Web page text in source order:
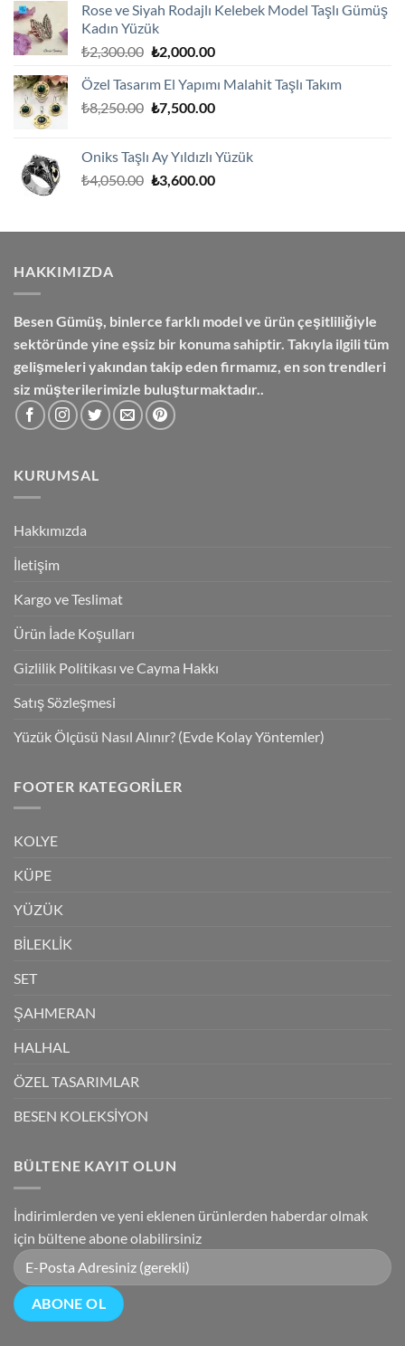
Rose ve Siyah Rodajlı Kelebek Model Taşlı Gümüş
Kadın Yüzük
₺2,300.00 Orijinal
₺2,300.00.
₺2,000.00Şu
fiyat:
₺2,000.00.
Özel Tasarım El Yapımı Malahit Taşlı Takım
₺8,250.00 Orijinal
₺7,500.00Şu
₺7,500.00.
Oniks Taşlı Ay Yıldızlı Yüzük
₺4,050.00 Orijinal
₺3,600.00Şu
₺3,600.00.
HAKKIMIZDA
Besen Gümüş, binlerce farklı model ve ürün çeşitliliğiyle
sektöründe yine eşsiz bir konuma sahiptir. Takıyla ilgili tüm
gelişmeleri yakından takip eden firmamız, en son trendleri
siz müşterilerimizle buluşturmaktadır..
KURUMSAL
Hakkımızda
İletişim
Kargo ve Teslimat
Ürün İade Koşulları
Gizlilik Politikası ve Cayma Hakkı
Satış Sözleşmesi
Yüzük Ölçüsü Nasıl Alınır? (Evde Kolay Yöntemler)
FOOTER KATEGORILER
KOLYE
KÜPE
YÜZÜK
BİLEKLİK
SET
ŞAHMERAN
HALHAL
ÖZEL TASARIMLAR
BESEN KOLEKSİYON
BÜLTENE KAYIT OLUN
İndirimlerden ve yeni eklenen ürünlerden haberdar olmak
için bültene abone olabilirsiniz